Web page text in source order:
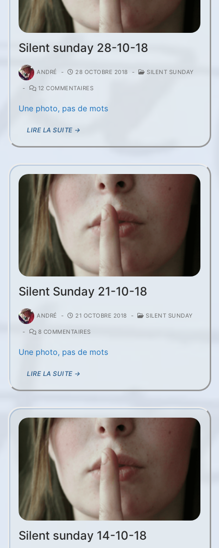
Silent sunday 28-10-18
ANDRÉ - 28 OCTOBRE 2018 - SILENT SUNDAY
- 12 COMMENTAIRES
Une photo, pas de mots
LIRE LA SUITE →
Silent Sunday 21-10-18
ANDRÉ - 21 OCTOBRE 2018 - SILENT SUNDAY
- 8 COMMENTAIRES
Une photo, pas de mots
LIRE LA SUITE →
Silent sunday 14-10-18